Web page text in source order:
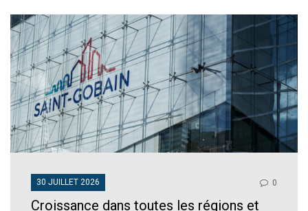
30 JUILLET 2026 0
Croissance dans toutes les régions et